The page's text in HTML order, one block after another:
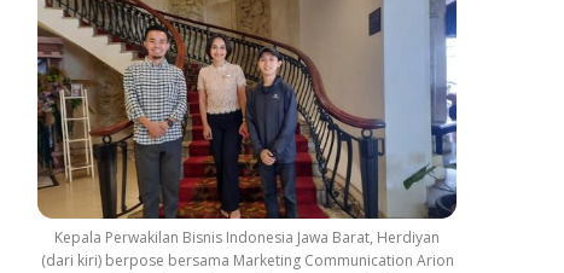
Kepala Perwakilan Bisnis Indonesia Jawa Barat, Herdiyan
(dari kiri) berpose bersama Marketing Communication Arion